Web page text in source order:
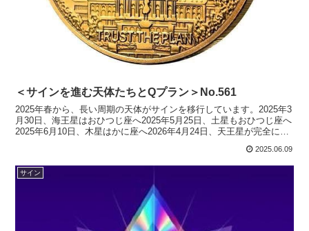
＜サインを進む天体たちとQプラン＞No.561
2025年春から、長い周期の天体がサインを移行しています。2025年3
月30日、海王星はおひつじ座へ2025年5月25日、土星もおひつじ座へ
2025年6月10日、木星はかに座へ2026年4月24日、天王星が完全にふ
2025.06.09
サイン